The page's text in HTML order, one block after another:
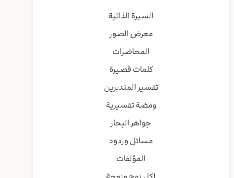
السيرة الذاتية
معرض الصور
المحاضرات
كلمات قصيرة
تفسير المتدبرين
ومضة تفسيرية
جواهر البحار
مسائل وردود
المؤلفات